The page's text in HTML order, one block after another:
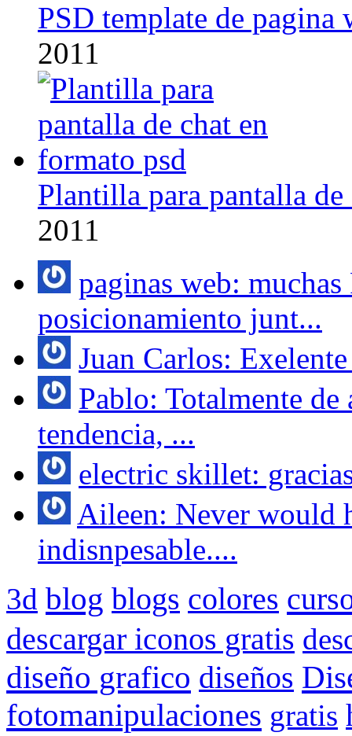
PSD template de pagina
2011
Plantilla para pantalla
2011
paginas web:
posicionamiento junt...
Juan Carlos:
Pablo: Totalmente
tendencia, ...
electric skillet:
Aileen: Never would
indisnpesable....
3d blog blogs colores
descargar iconos gratis
diseño grafico diseños
fotomanipulaciones gratis